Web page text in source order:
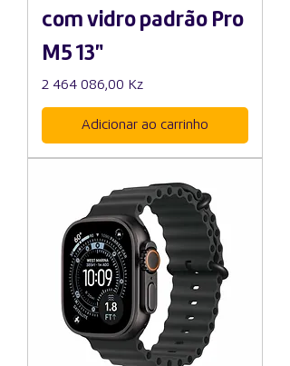
com vidro padrão Pro
M5 13"
Preço
2 464 086,00 Kz
Adicionar ao carrinho